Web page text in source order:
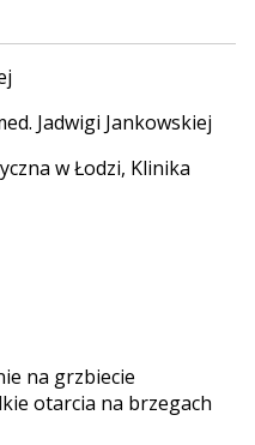
Jadwigi Jankowskiej
w Łodzi, Klinika
na grzbiecie
otarcia na brzegach